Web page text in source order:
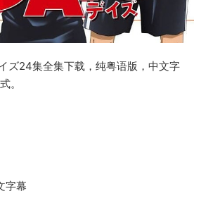
ズ24集全集下载，纯粤语版，中文字
。
字幕